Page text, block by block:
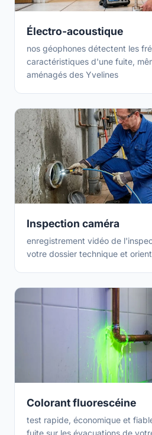
Électro-acoustique
nos géophones détectent les
caractéristiques d'une fuite,
aménagés des Yvelines
Inspection caméra
enregistrement vidéo de
votre dossier technique et
Colorant fluorescéine
test rapide, économique et
fuite sur les évacuations de